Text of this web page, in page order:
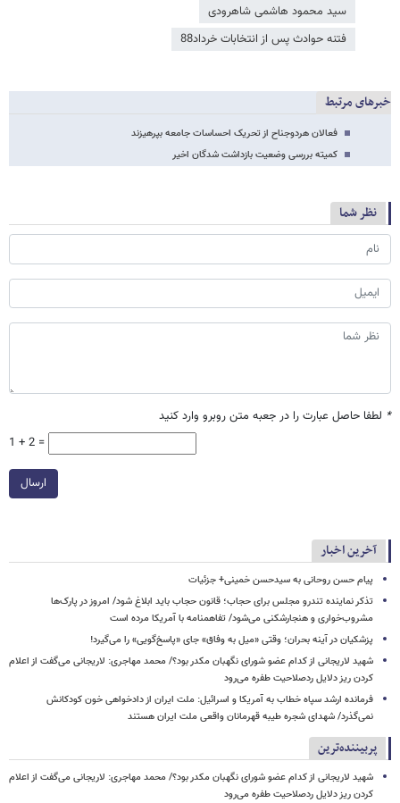
سید محمود هاشمی شاهرودی
فتنه حوادث پس از انتخابات خرداد88
خبرهای مرتبط
فعالان هردوجناح از تحریک احساسات جامعه بپرهیزند
کمیته بررسی وضعیت بازداشت شدگان اخیر
نظر شما
* لطفا حاصل عبارت را در جعبه متن روبرو وارد کنید
1 + 2 =
ارسال
آخرین اخبار
پیام حسن روحانی به سیدحسن خمینی+ جزئیات
تذکر نماینده تندرو مجلس برای حجاب؛ قانون حجاب باید ابلاغ شود/ امروز در پارک‌ها
مشروب‌خواری و هنجارشکنی می‌شود/ تفاهمنامه با آمریکا مرده است
پزشکیان در آینه بحران؛ وقتی «میل به وفاق» جای «پاسخ‌گویی» را می‌گیرد!
شهید لاریجانی از کدام عضو شورای نگهبان مکدر بود؟/ محمد مهاجری: لاریجانی می‌گفت از اعلام
کردن ریز دلایل ردصلاحیت طفره می‌رود
فرمانده ارشد سپاه خطاب به آمریکا و اسرائیل: ملت ایران از دادخواهی خون کودکانش
نمی‌گذرد/ شهدای شجره طیبه قهرمانان واقعی ملت ایران هستند
پربیننده‌ترین
شهید لاریجانی از کدام عضو شورای نگهبان مکدر بود؟/ محمد مهاجری: لاریجانی می‌گفت از اعلام
کردن ریز دلایل ردصلاحیت طفره می‌رود